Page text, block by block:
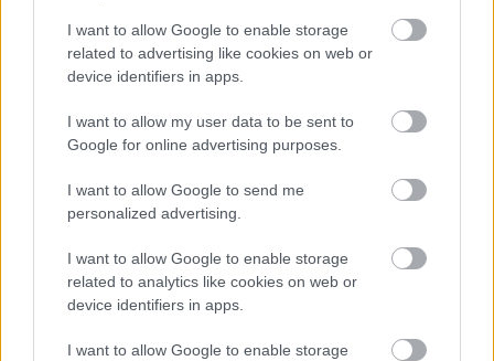
I want to allow Google to enable storage
related to advertising like cookies on web or
device identifiers in apps.
I want to allow my user data to be sent to
Google for online advertising purposes.
I want to allow Google to send me
personalized advertising.
I want to allow Google to enable storage
related to analytics like cookies on web or
device identifiers in apps.
I want to allow Google to enable storage
Az emblematikus végkifejlet ismeretében a történet
drámai súlypontja a párbeszédekre, a figurákra és
az ő háttereikre helyeződik. Mark Boal okos
apparátus alsóbb szintjeiről rajzolja meg, így
elkerüli a hatásvadászat kínálkozó csapdáit, a remek
mellékszereplők pedig képesek tovább mélyíteni a
minőségi akciófilm helyett két órán keresztül egy